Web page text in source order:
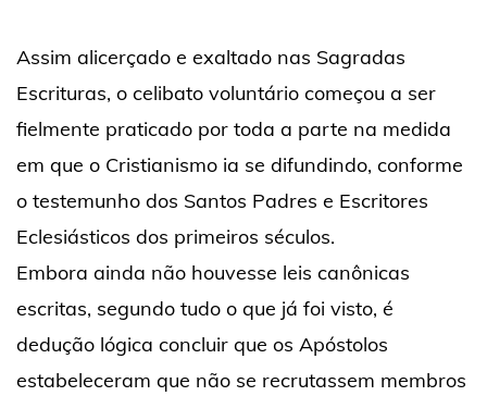
Assim alicerçado e exaltado nas Sagradas
Escrituras, o celibato voluntário começou a ser
fielmente praticado por toda a parte na medida
em que o Cristianismo ia se difundindo, conforme
o testemunho dos Santos Padres e Escritores
Eclesiásticos dos primeiros séculos.
Embora ainda não houvesse leis canônicas
escritas, segundo tudo o que já foi visto, é
dedução lógica concluir que os Apóstolos
estabeleceram que não se recrutassem membros